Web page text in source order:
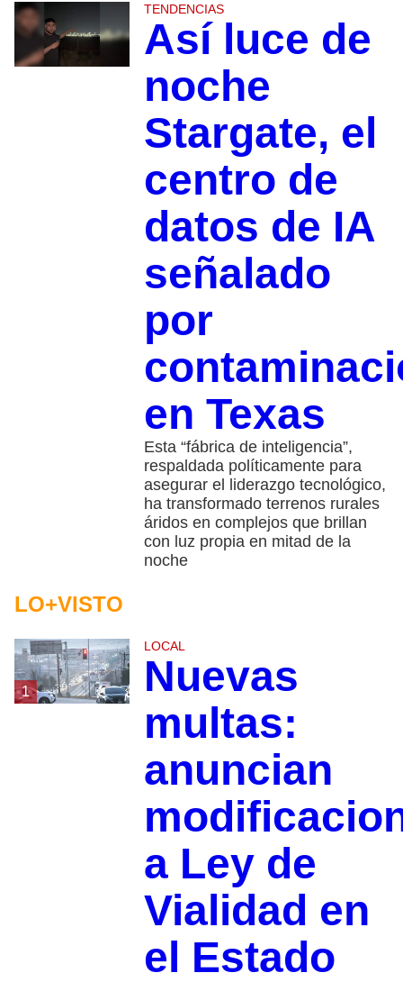
TENDENCIAS
Así luce de
noche
Stargate, el
centro de
datos de IA
señalado
por
en Texas
Esta “fábrica de inteligencia”,
respaldada políticamente para
asegurar el liderazgo tecnológico,
ha transformado terrenos rurales
áridos en complejos que brillan
con luz propia en mitad de la
noche
LO+VISTO
1
LOCAL
Nuevas
multas:
anuncian
a Ley de
Vialidad en
el Estado